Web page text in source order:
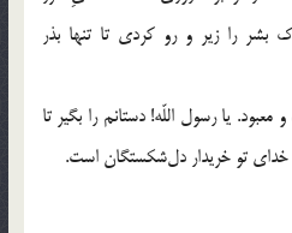
بشر را زیر و رو کردی تا تنها بذر
یا رسول اللّه‌! دستانم را بگیر تا
خدای تو خریدار دل‌شکستگان است.